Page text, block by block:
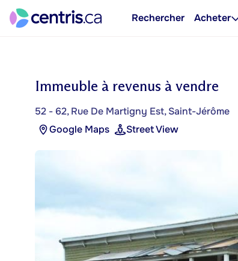
Rechercher Acheter
Immeuble à revenus à vendre
52 - 62, Rue De Martigny Est, Saint-Jérôme
Google Maps
Street View